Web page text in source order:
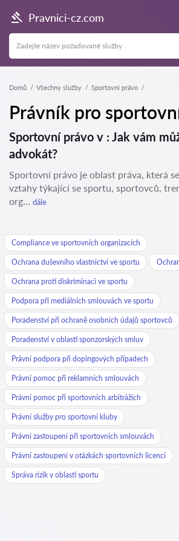
Pravnici-cz.com
Domů Všechny služby Sportovní právo
Právník pro
Sportovní právo v : Jak vám
advokát?
Sportovní právo je oblast práva, která
vztahy týkající se sportu, sportovců,
org... dále
Compliance ve sportovních organizacích
Ochrana duševního vlastnictví ve sportu
Ochrana proti diskriminaci ve sportu
Podpora při mediálních smlouvách ve sportu
Poradenství při ochraně osobních údajů sportovců
Poradenství v oblasti sponzorských smluv
Právní podpora při dopingových případech
Právní pomoc při reklamních smlouvách
Právní pomoc při sportovních arbitrážích
Právní služby pro sportovní kluby
Právní zastoupení při sportovních smlouvách
Právní zastoupení v otázkách sportovních licencí
Správa rizik v oblasti sportu